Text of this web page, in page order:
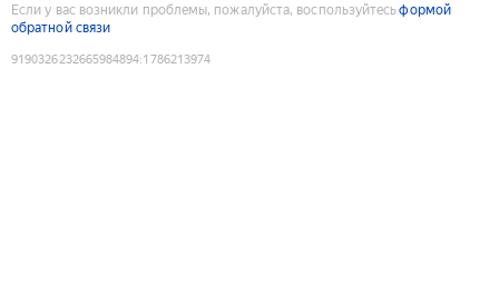
Если у вас возникли проблемы, пожалуйста, воспользуйтесьформой
обратной связи
9190326232665984894:1786213974